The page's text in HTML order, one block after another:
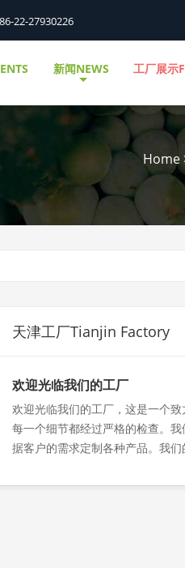
22-27930226
新闻NEWS 工厂展示
Home
天津工厂Tianjin Factory
欢迎光临我们的工厂
欢迎光临我们的工厂，这是一个
每一个细节都经过严格的检查。
据客户的需求定制各种产品。我们